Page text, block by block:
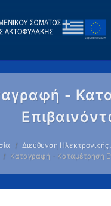
-
Διεύθυνση
Καταγραφή - Καταμέτρηση